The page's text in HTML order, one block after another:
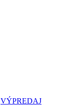
VÝPREDAJ